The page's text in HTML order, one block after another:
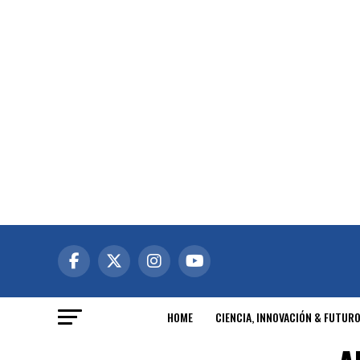
HOME CIENCIA, INNOVACIÓN & FUTURO